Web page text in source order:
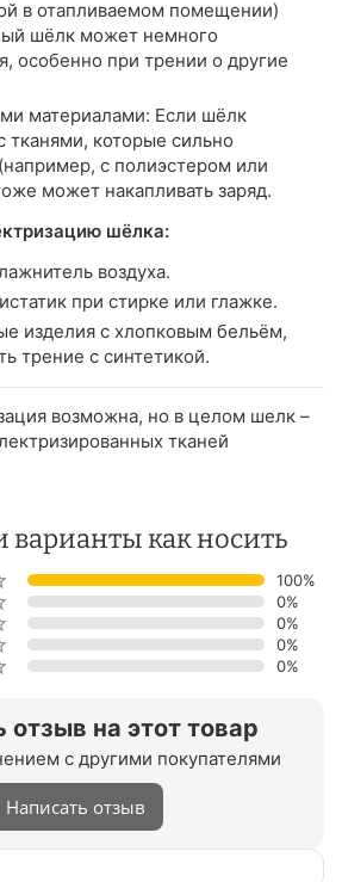
в отапливаемом помещении)
шёлк может немного
особенно при трении о другие
материалами: Если шёлк
тканями, которые сильно
с полиэстером или
может накапливать заряд.
шёлка:
воздуха.
при стирке или глажке.
изделия с хлопковым бельём,
трение с синтетикой.
возможна, но в целом шелк –
тканей
как носить
отзыв на этот товар
с другими покупателями
Написать отзыв
100%
0%
0%
0%
0%